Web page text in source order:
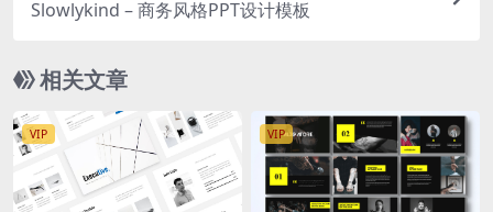
Slowlykind – 商务风格PPT设计模板
相关文章
VIP VIP